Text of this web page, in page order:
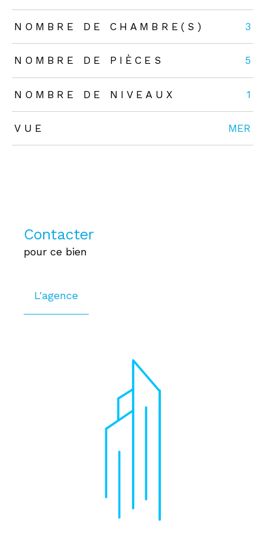
NOMBRE DE CHAMBRE(S) 3
NOMBRE DE PIÈCES 5
NOMBRE DE NIVEAUX 1
VUE MER
Contacter
pour ce bien
L'agence